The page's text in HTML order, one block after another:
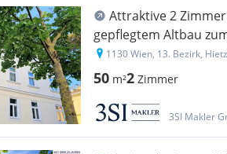
Attraktive 2
gepflegtem Altbau
1130 Wien, 13. Bezirk,
50 m²2 Zimmer
3SI Makler